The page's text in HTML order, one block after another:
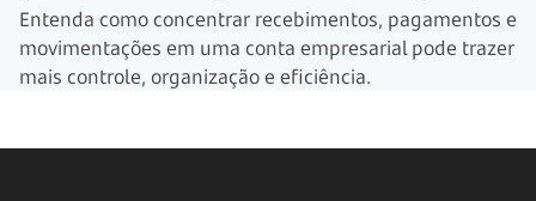
Entenda como concentrar recebimentos, pagamentos e
movimentações em uma conta empresarial pode trazer
mais controle, organização e eficiência.